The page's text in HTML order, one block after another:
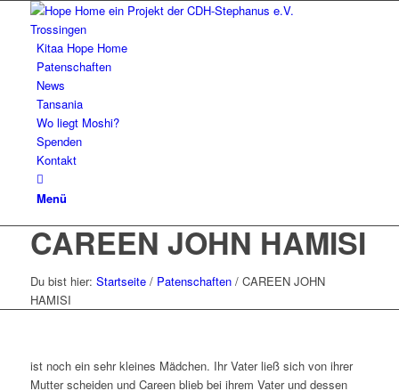
Kitaa Hope Home
Patenschaften
News
Tansania
Wo liegt Moshi?
Spenden
Kontakt
Menü
CAREEN JOHN HAMISI
Du bist hier: Startseite / Patenschaften / CAREEN JOHN
HAMISI
ist noch ein sehr kleines Mädchen. Ihr Vater ließ sich von ihrer
Mutter scheiden und Careen blieb bei ihrem Vater und dessen